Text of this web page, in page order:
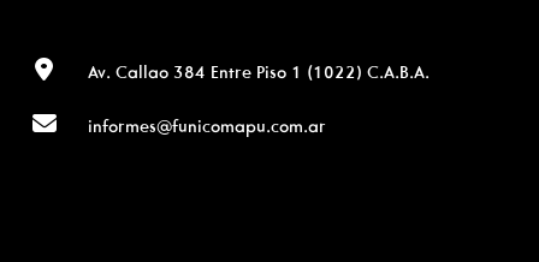
Av. Callao 384 Entre Piso 1 (1022) C.A.B.A.
informes@funicomapu.com.ar